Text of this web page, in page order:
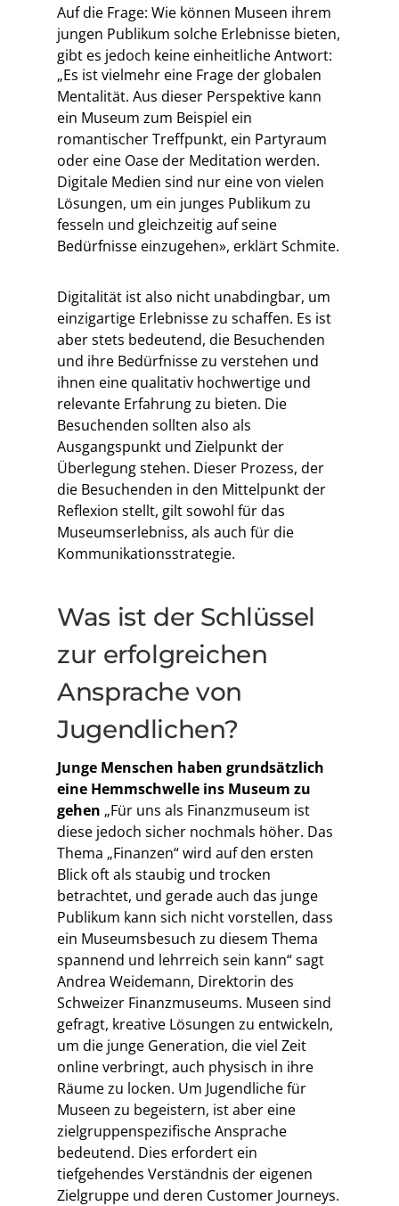
Auf die Frage: Wie können Museen ihrem
jungen Publikum solche Erlebnisse bieten,
gibt es jedoch keine einheitliche Antwort:
„Es ist vielmehr eine Frage der globalen
Mentalität. Aus dieser Perspektive kann
ein Museum zum Beispiel ein
romantischer Treffpunkt, ein Partyraum
oder eine Oase der Meditation werden.
Digitale Medien sind nur eine von vielen
Lösungen, um ein junges Publikum zu
fesseln und gleichzeitig auf seine
Bedürfnisse einzugehen», erklärt Schmite.
Digitalität ist also nicht unabdingbar, um
einzigartige Erlebnisse zu schaffen. Es ist
aber stets bedeutend, die Besuchenden
und ihre Bedürfnisse zu verstehen und
ihnen eine qualitativ hochwertige und
relevante Erfahrung zu bieten. Die
Besuchenden sollten also als
Ausgangspunkt und Zielpunkt der
Überlegung stehen. Dieser Prozess, der
die Besuchenden in den Mittelpunkt der
Reflexion stellt, gilt sowohl für das
Museumserlebniss, als auch für die
Kommunikationsstrategie.
Was ist der Schlüssel
zur erfolgreichen
Ansprache von
Jugendlichen?
Junge Menschen haben grundsätzlich
eine Hemmschwelle ins Museum zu
gehen „Für uns als Finanzmuseum ist
diese jedoch sicher nochmals höher. Das
Thema „Finanzen“ wird auf den ersten
Blick oft als staubig und trocken
betrachtet, und gerade auch das junge
Publikum kann sich nicht vorstellen, dass
ein Museumsbesuch zu diesem Thema
spannend und lehrreich sein kann“ sagt
Andrea Weidemann, Direktorin des
Schweizer Finanzmuseums. Museen sind
gefragt, kreative Lösungen zu entwickeln,
um die junge Generation, die viel Zeit
online verbringt, auch physisch in ihre
Räume zu locken. Um Jugendliche für
Museen zu begeistern, ist aber eine
zielgruppenspezifische Ansprache
bedeutend. Dies erfordert ein
tiefgehendes Verständnis der eigenen
Zielgruppe und deren Customer Journeys.